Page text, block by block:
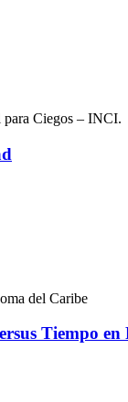
para Ciegos – INCI.
del Caribe
Tiempo